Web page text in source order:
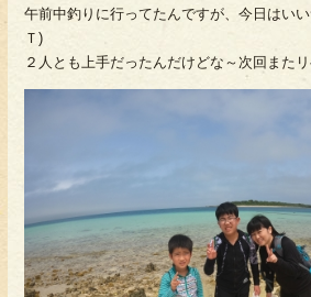
午前中釣りに行ってたんですが、今日はい
Ｔ)
２人とも上手だったんだけどな～次回またリ